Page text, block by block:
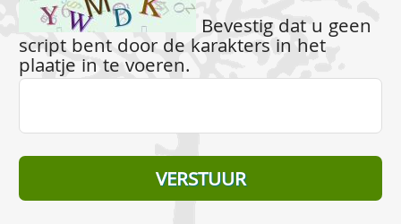
Bevestig dat u geen
script bent door de karakters in het
plaatje in te voeren.